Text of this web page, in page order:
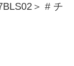
＞ # チ